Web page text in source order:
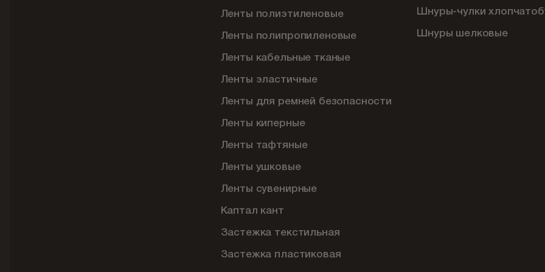
Ленты полиэтиленовые
Ленты полипропиленовые
Ленты кабельные тканые
Ленты эластичные
Ленты для ремней безопасности
Ленты киперные
Ленты тафтяные
Ленты ушковые
Ленты сувенирные
Каптал кант
Застежка текстильная
Застежка пластиковая
Шнуры-чулки
Шнуры шелковые